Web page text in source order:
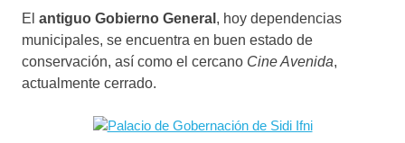
El antiguo Gobierno General , hoy dependencias
municipales, se encuentra en buen estado de
conservación, así como el cercano Cine Avenida,
actualmente cerrado.